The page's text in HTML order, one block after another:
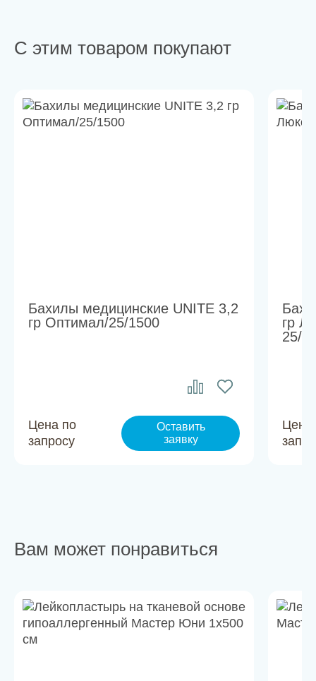
С этим товаром покупают
Бахилы медицинские UNITE 3,2
гр Оптимал/25/1500
Цена по
запросу
Оставить
заявку
гр
25/
Цена
Вам может понравиться